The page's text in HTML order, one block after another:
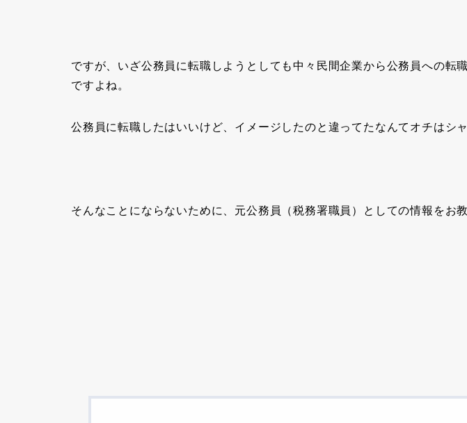
ですが、いざ公務員に転職しようとしても中々民間企業から公務員への転
ですよね。
公務員に転職したはいいけど、イメージしたのと違ってたなんてオチはシ
そんなことにならないために、元公務員（税務署職員）としての情報をお教